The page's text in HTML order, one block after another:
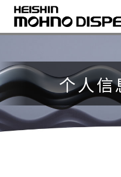
个人信